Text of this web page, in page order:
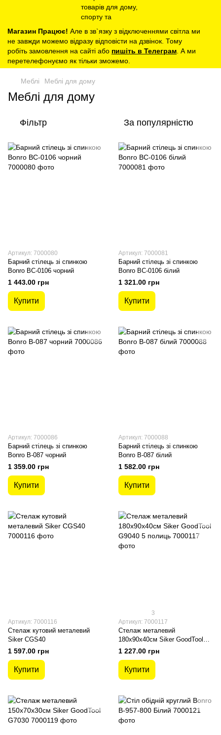
Магазин Працює! Але в зв`язку з відключеннями світла ми
не завжди можемо відразу відповісти на дзвінок. Тому
робіть замовлення на сайті або пишіть в Телеграм . А ми
перетелефонуємо як тільки зможемо.
Меблі Меблі для дому
Меблі для дому
Фільтр За популярністю
Артикул: 7000080
Барний стілець зі спинкою
Bonro BC-0106 чорний
1 443.00 грн
Купити
Артикул: 7000081
Барний стілець зі спинкою
Bonro BC-0106 білий
1 321.00 грн
Купити
Артикул: 7000086
Барний стілець зі спинкою
Bonro B-087 чорний
1 359.00 грн
Купити
Артикул: 7000088
Барний стілець зі спинкою
Bonro B-087 білий
1 582.00 грн
Купити
Артикул: 7000116
Стелаж кутовий металевий
Siker CGS40
1 597.00 грн
Купити
3
Артикул: 7000117
Стелаж металевий
180х90х40см Siker GoodTool
G9040 5 полиць
1 227.00 грн
Купити